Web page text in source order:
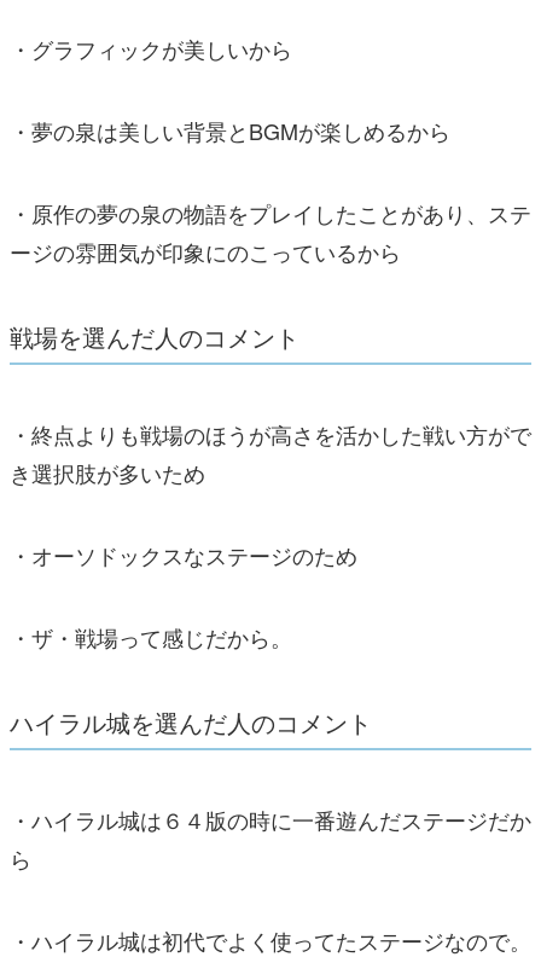
・グラフィックが美しいから
・夢の泉は美しい背景とBGMが楽しめるから
・原作の夢の泉の物語をプレイしたことがあり、ステ
ージの雰囲気が印象にのこっているから
戦場を選んだ人のコメント
・終点よりも戦場のほうが高さを活かした戦い方がで
き選択肢が多いため
・オーソドックスなステージのため
・ザ・戦場って感じだから。
ハイラル城を選んだ人のコメント
・ハイラル城は６４版の時に一番遊んだステージだか
ら
・ハイラル城は初代でよく使ってたステージなので。